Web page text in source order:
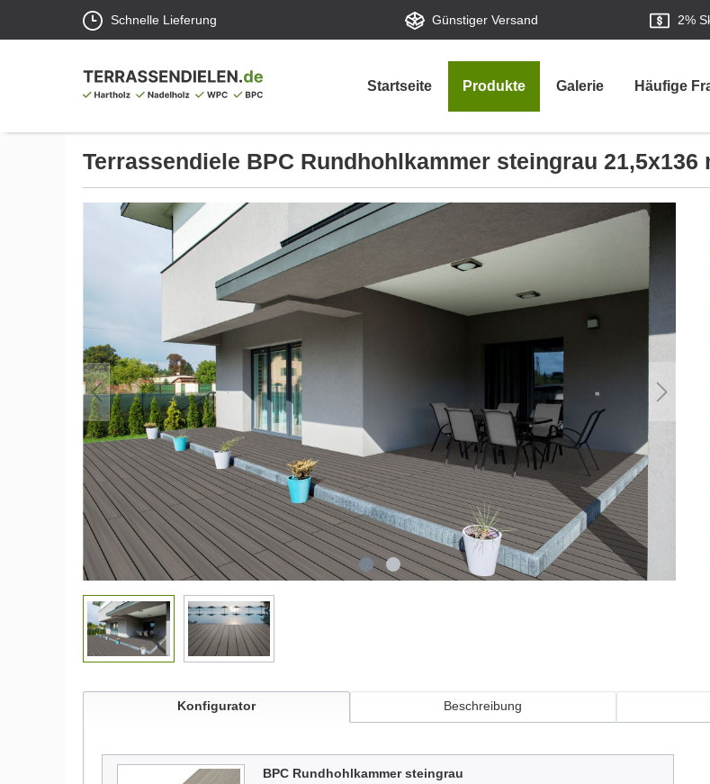
Schnelle Lieferung Günstiger Versand 2%
Startseite Produkte Galerie Häufige
Terrassendiele BPC Rundhohlkammer steingrau 21,5x136
Konfigurator Beschreibung
BPC Rundhohlkammer steingrau